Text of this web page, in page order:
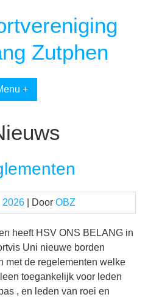
Zutphen
+
2026 | Door OBZ
heeft HSV ONS BELANG in
Uni nieuwe borden
met de regelementen welke
toegankelijk voor leden
, en leden van roei en